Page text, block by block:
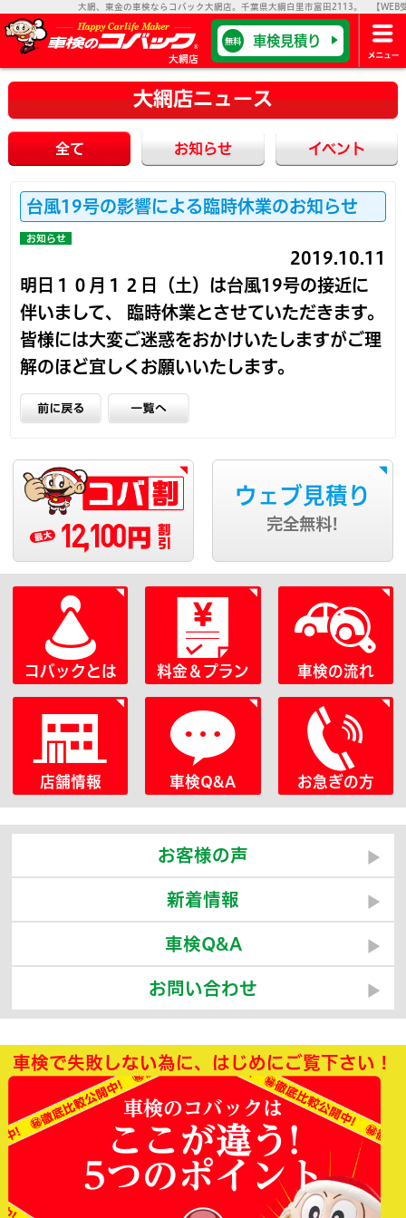
大網、東金の車検ならコバック大網店。千葉県大綱白里市富田2113。 【WEB
大網店
無料 車検見積り
大網店ニュース
全て お知らせ イベント
台風19号の影響による臨時休業のお知らせ
お知らせ
2019.10.11
明日１０月１２日（土）は台風19号の接近に
伴いまして、
臨時休業とさせていただきます。
皆様には大変ご迷惑をおかけいたしますがご理
解のほど宜しくお願いいたします。
12,100 円
ウェブ見積り
完全無料!
コバックとは 料金＆プラン 車検の流れ
店舗情報 車検Q&A お急ぎの方
お客様の声
新着情報
車検Q&A
お問い合わせ
車検で失敗しない為に、はじめにご覧下さい！
車検のコバックは
ここが違う!
5つのポイント